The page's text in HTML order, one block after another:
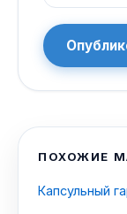
ПОХОЖИЕ
Капсульный